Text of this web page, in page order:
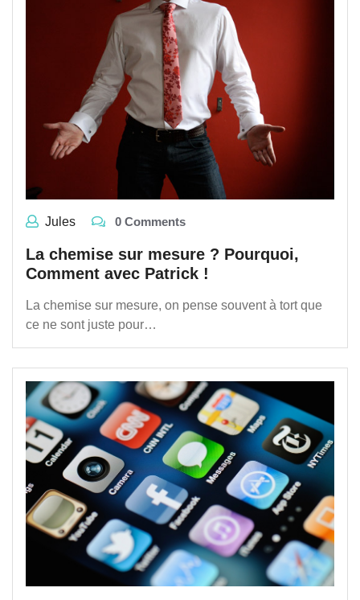
Jules 0 Comments
La chemise sur mesure ? Pourquoi,
Comment avec Patrick !
La chemise sur mesure, on pense souvent à tort que
ce ne sont juste pour…